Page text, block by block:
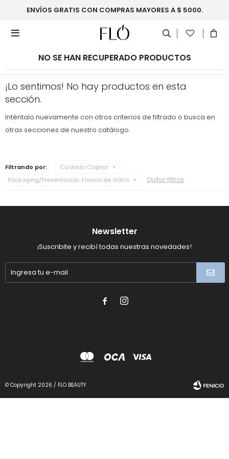
ENVÍOS GRATIS CON COMPRAS MAYORES A $ 5000.

NO SE HAN RECUPERADO PRODUCTOS
¡Lo sentimos! No hay productos en esta
sección.
Inténtalo nuevamente con otros criterios de filtrado o busca en
otras secciones de nuestro catálogo.
Filtrando por:
Cuidado Capilar
Packaging/Presentación: Frasco de Vidrio Quitar filtros
Newsletter
¡Suscribite y recibí todas nuestras novedades!
 
© Copyright 2026 / FLO BEAUTY